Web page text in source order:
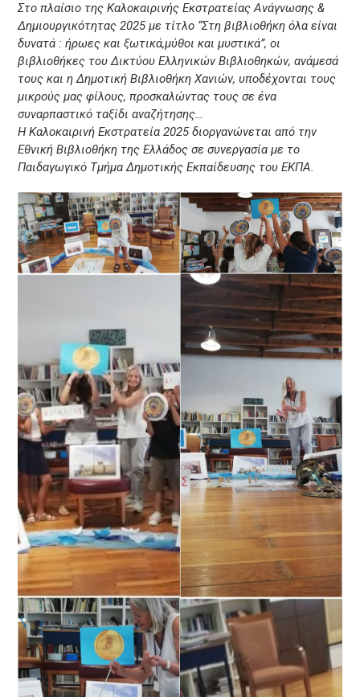
Στο πλαίσιο της Καλοκαιρινής Εκστρατείας Ανάγνωσης &
Δημιουργικότητας 2025 με τίτλο “Στη βιβλιοθήκη όλα είναι
δυνατά : ήρωες και ξωτικά,μύθοι και μυστικά”, οι
βιβλιοθήκες του Δικτύου Ελληνικών Βιβλιοθηκών, ανάμεσά
τους και η Δημοτική Βιβλιοθήκη Χανιών, υποδέχονται τους
μικρούς μας φίλους, προσκαλώντας τους σε ένα
συναρπαστικό ταξίδι αναζήτησης…
Η Καλοκαιρινή Εκστρατεία 2025 διοργανώνεται από την
Εθνική Βιβλιοθήκη της Ελλάδος σε συνεργασία με το
Παιδαγωγικό Τμήμα Δημοτικής Εκπαίδευσης του ΕΚΠΑ.